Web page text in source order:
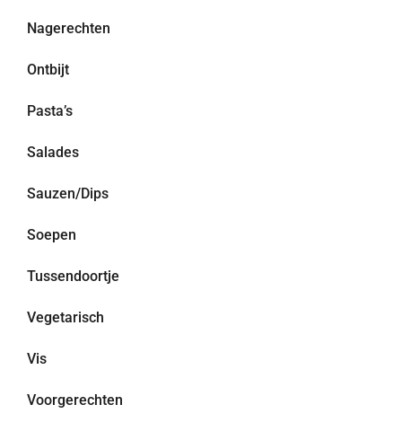
Nagerechten
Ontbijt
Pasta’s
Salades
Sauzen/Dips
Soepen
Tussendoortje
Vegetarisch
Vis
Voorgerechten